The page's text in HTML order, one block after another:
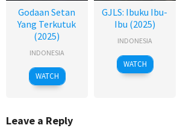
Godaan Setan
Yang Terkutuk
(2025)
INDONESIA
WATCH
GJLS: Ibuku Ibu-
Ibu (2025)
INDONESIA
WATCH
Leave a Reply